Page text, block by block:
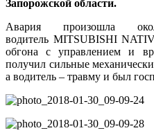
Запорожской области.
Авария произошла
водитель MITSUBISHI
обгона с управлением и
получил сильные
а водитель – травму и был